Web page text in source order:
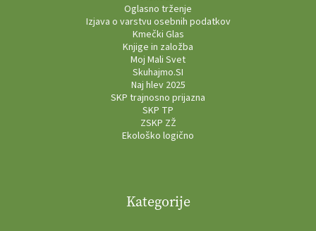
Oglasno trženje
Izjava o varstvu osebnih podatkov
Kmečki Glas
Knjige in založba
Moj Mali Svet
Skuhajmo.SI
Naj hlev 2025
SKP trajnosno prijazna
SKP TP
ZSKP ZŽ
Ekološko logično
Kategorije